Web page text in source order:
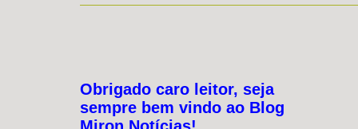
Obrigado caro leitor, seja
sempre bem vindo ao Blog